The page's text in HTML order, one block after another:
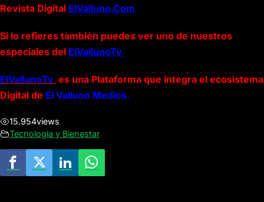
Revista Digital ElValluno.Com
Si lo refieres también puedes ver uno de nuestros
especiales del ElVallunoTv
ElVallunoTv es una Plataforma que integra el ecosistema
Digital de El Valluno Medios.
15.954views
Tecnologia y Bienestar